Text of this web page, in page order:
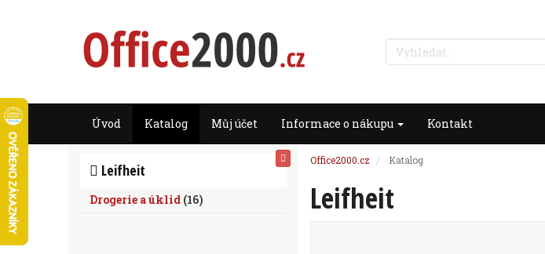
Úvod Katalog Můj účet Informace o nákupu Kontakt
Office2000.cz Katalog
Leifheit
Leifheit
Drogerie a úklid (16)